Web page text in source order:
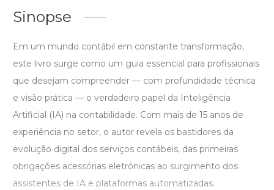
Sinopse
Em um mundo contábil em constante transformação,
este livro surge como um guia essencial para profissionais
que desejam compreender — com profundidade técnica
e visão prática — o verdadeiro papel da Inteligência
Artificial (IA) na contabilidade. Com mais de 15 anos de
experiência no setor, o autor revela os bastidores da
evolução digital dos serviços contábeis, das primeiras
obrigações acessórias eletrônicas ao surgimento dos
assistentes de IA e plataformas automatizadas.